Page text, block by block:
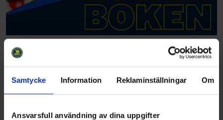
Samtycke Information Reklaminställningar Om
Ansvarsfull användning av dina uppgifter